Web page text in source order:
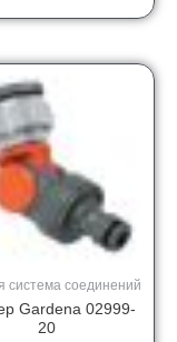
система соединений
Gardena 02999-
20